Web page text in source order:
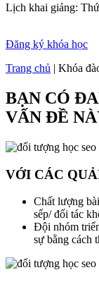
Lịch khai giảng:
Đăng ký khóa học
Trang chủ | Khóa
BẠN CÓ
VẤN ĐỀ
VỚI CÁC
Chất lượng
sếp/ đối tác
Đội nhóm
sự bằng cách